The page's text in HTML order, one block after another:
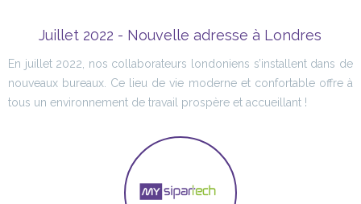
Juillet 2022 - Nouvelle adresse à Londres
En juillet 2022, nos collaborateurs londoniens s’installent dans de
nouveaux bureaux. Ce lieu de vie moderne et confortable offre à
tous un environnement de travail prospère et accueillant !